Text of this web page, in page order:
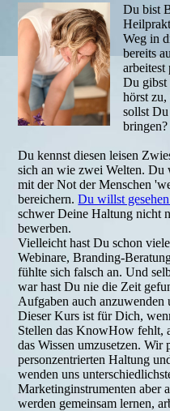
Du bist
Weg in
bereits
arbeitest
Du gibst
hörst zu,
sollst
bringen?
Du kennst diesen leisen
sich an wie zwei Welten.
mit der Not der Menschen
bereichern.Du willst
schwer Deine Haltung nicht
bewerben.
Vielleicht hast Du schon
Webinare, Branding-
fühlte sich falsch an. Und
war hast Du nie die Zeit
Aufgaben auch anzuwenden
Dieser Kurs ist für Dich,
Stellen das KnowHow fehlt,
das Wissen umzusetzen. Wir
personzentrierten Haltung
wenden uns
Marketinginstrumenten aber
werden gemeinsam lernen,